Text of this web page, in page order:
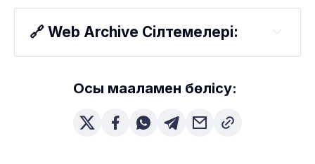
🔗 Web Archive Сілтемелері:
Осы мақаламен бөлісу: